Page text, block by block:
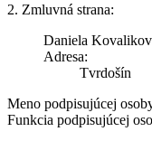
2. Zmluvná strana:
Daniela
Adresa:
Tvrdošín
Meno podpisujúcej
Funkcia podpisujúcej